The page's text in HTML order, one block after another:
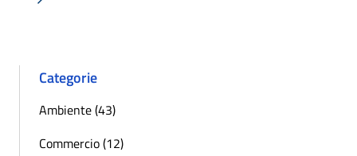
Successiva »
Categorie
Ambiente (43)
Commercio (12)